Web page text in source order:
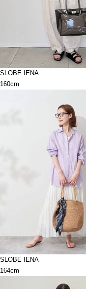
SLOBE IENA
160cm
SLOBE IENA
164cm